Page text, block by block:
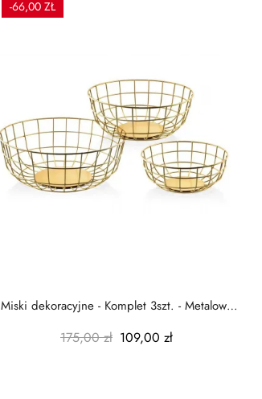
-66,00 ZŁ
Miski dekoracyjne - Komplet 3szt. - Metalowe
175,00 zł 109,00 zł